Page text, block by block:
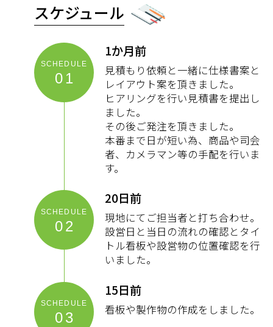
スケジュール
01
1か月前
見積もり依頼と一緒に仕様書案と
レイアウト案を頂きました。
ヒアリングを行い見積書を提出し
ました。
その後ご発注を頂きました。
本番まで日が短い為、商品や司会
者、カメラマン等の手配を行いま
す。
02
20日前
現地にてご担当者と打ち合わせ。
設営日と当日の流れの確認とタイ
トル看板や設営物の位置確認を行
いました。
03
15日前
看板や製作物の作成をしました。